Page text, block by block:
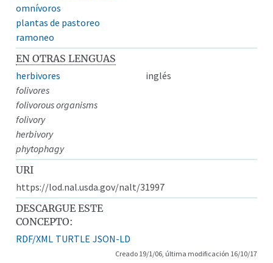
omnívoros
plantas de pastoreo
ramoneo
EN OTRAS LENGUAS
herbivores
inglés
folivores
folivorous organisms
folivory
herbivory
phytophagy
URI
https://lod.nal.usda.gov/nalt/31997
DESCARGUE ESTE
CONCEPTO:
RDF/XML TURTLE JSON-LD
Creado 19/1/06, última modificación 16/10/17